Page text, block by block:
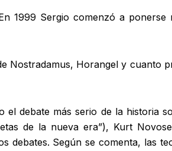
1999 Sergio comenzó a
Nostradamus, Horangel y cuanto
debate más serio de la historia
de la nueva era”), Kurt
debates. Según se comenta, las